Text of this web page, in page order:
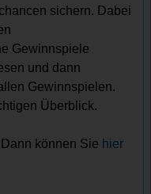
sichern. Dabei
Gewinnspiele
und dann
Gewinnspielen.
Überblick.
können Sie hier